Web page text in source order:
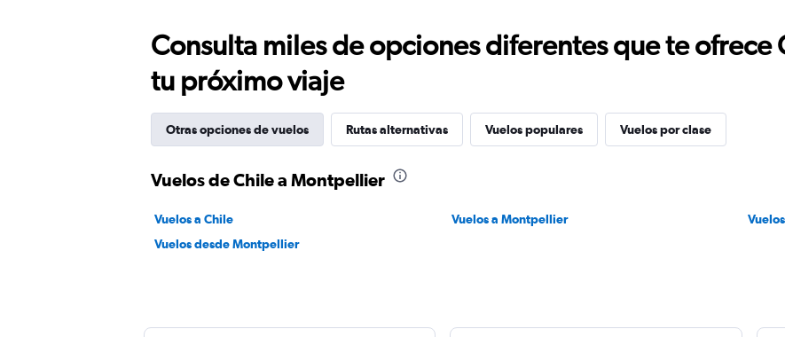
Consulta miles de opciones diferentes que te ofrece
tu próximo viaje
Otras opciones de vuelos Rutas alternativas Vuelos populares Vuelos por clase
Vuelos de Chile a Montpellier
Vuelos a Chile Vuelos a Montpellier
Vuelos desde Montpellier